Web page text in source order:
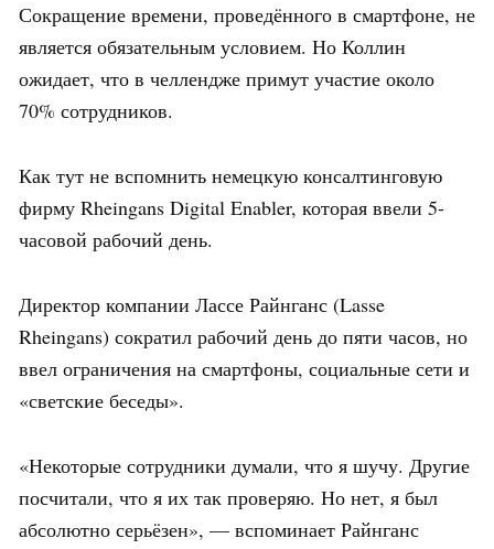
Сокращение времени, проведённого в смартфоне, не
является обязательным условием. Но Коллин
ожидает, что в челлендже примут участие около
70% сотрудников.
Как тут не вспомнить немецкую консалтинговую
фирму Rheingans Digital Enabler, которая ввели 5-
часовой рабочий день.
Директор компании Лассе Райнганс (Lasse
Rheingans) сократил рабочий день до пяти часов, но
ввел ограничения на смартфоны, социальные сети и
«светские беседы».
«Некоторые сотрудники думали, что я шучу. Другие
посчитали, что я их так проверяю. Но нет, я был
абсолютно серьёзен», — вспоминает Райнганс